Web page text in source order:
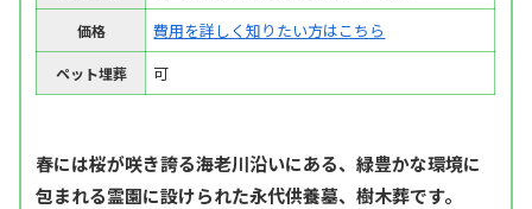
価格 費用を詳しく知りたい方はこちら
ペット埋葬 可
春には桜が咲き誇る海老川沿いにある、緑豊かな環境に
包まれる霊園に設けられた永代供養墓、樹木葬です。